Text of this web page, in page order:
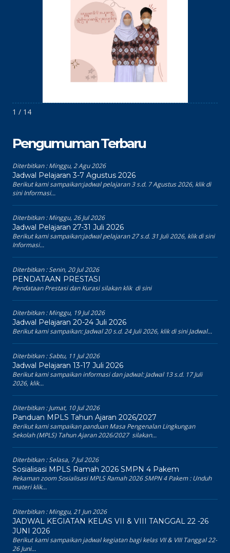
1 / 14
Pengumuman Terbaru
Diterbitkan :Minggu, 2 Agu 2026
Jadwal Pelajaran 3-7 Agustus 2026
Berikut kami sampaikan:jadwal pelajaran 3 s.d. 7 Agustus 2026, klik di
sini Informasi...
Diterbitkan :Minggu, 26 Jul 2026
Jadwal Pelajaran 27-31 Juli 2026
Berikut kami sampaikan:jadwal pelajaran 27 s.d. 31 Juli 2026, klik di sini
Informasi...
Diterbitkan :Senin, 20 Jul 2026
PENDATAAN PRESTASI
Pendataan Prestasi dan Kurasi silakan klik di sini
Diterbitkan :Minggu, 19 Jul 2026
Jadwal Pelajaran 20-24 Juli 2026
Berikut kami sampaikan: Jadwal 20 s.d. 24 Juli 2026, klik di sini Jadwal...
Diterbitkan :Sabtu, 11 Jul 2026
Jadwal Pelajaran 13-17 Juli 2026
Berikut kami sampaikan informasi dan jadwal: Jadwal 13 s.d. 17 Juli
2026, klik...
Diterbitkan :Jumat, 10 Jul 2026
Panduan MPLS Tahun Ajaran 2026/2027
Berikut kami sampaikan panduan Masa Pengenalan Lingkungan
Sekolah (MPLS) Tahun Ajaran 2026/2027 silakan...
Diterbitkan :Selasa, 7 Jul 2026
Sosialisasi MPLS Ramah 2026 SMPN 4 Pakem
Rekaman zoom Sosialisasi MPLS Ramah 2026 SMPN 4 Pakem : Unduh
materi klik...
Diterbitkan :Minggu, 21 Jun 2026
JADWAL KEGIATAN KELAS VII & VIII TANGGAL 22 -26
JUNI 2026
Berikut kami sampaikan jadwal kegiatan bagi kelas VII & VIII Tanggal 22-
26 Juni...